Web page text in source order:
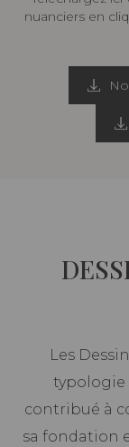
nuanciers en
Les
typologie
contribué à
sa fondation